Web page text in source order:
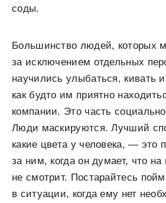
соды.
Большинство людей, которых
за исключением отдельных
научились улыбаться, кивать
как будто им приятно
компании. Это часть
Люди маскируются. Лучший
какие цвета у человека, — это
за ним, когда он думает, что на
не смотрит. Постарайтесь
в ситуации, когда ему нет